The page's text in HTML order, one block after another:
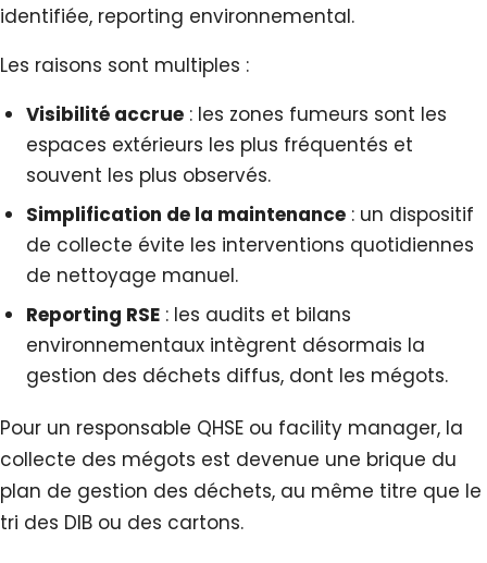
identifiée, reporting environnemental.
Les raisons sont multiples :
Visibilité accrue : les zones fumeurs sont les
espaces extérieurs les plus fréquentés et
souvent les plus observés.
Simplification de la maintenance : un dispositif
de collecte évite les interventions quotidiennes
de nettoyage manuel.
Reporting RSE : les audits et bilans
environnementaux intègrent désormais la
gestion des déchets diffus, dont les mégots.
Pour un responsable QHSE ou facility manager, la
collecte des mégots est devenue une brique du
plan de gestion des déchets, au même titre que le
tri des DIB ou des cartons.